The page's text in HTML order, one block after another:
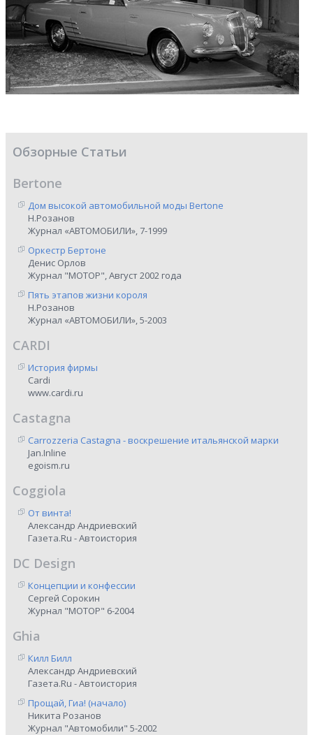
Обзорные Статьи
Bertone
Дом высокой автомобильной моды Bertone
Н.Розанов
Журнал «АВТОМОБИЛИ», 7-1999
Оркестр Бертоне
Денис Орлов
Журнал "МОТОР", Август 2002 года
Пять этапов жизни короля
Н.Розанов
Журнал «АВТОМОБИЛИ», 5-2003
CARDI
История фирмы
Cardi
www.cardi.ru
Castagna
Carrozzeria Castagna - воскрешение итальянской марки
Jan.Inline
egoism.ru
Coggiola
От винта!
Александр Андриевский
Газета.Ru - Автоистория
DC Design
Концепции и конфессии
Сергей Сорокин
Журнал "МОТОР" 6-2004
Ghia
Килл Билл
Александр Андриевский
Газета.Ru - Автоистория
Прощай, Гиа! (начало)
Никита Розанов
Журнал "Автомобили" 5-2002